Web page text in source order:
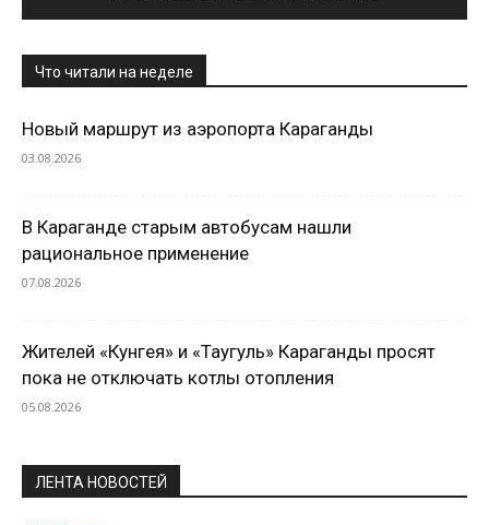
Что читали на неделе
Новый маршрут из аэропорта Караганды
03.08.2026
В Караганде старым автобусам нашли
рациональное применение
07.08.2026
Жителей «Кунгея» и «Таугуль» Караганды просят
пока не отключать котлы отопления
05.08.2026
ЛЕНТА НОВОСТЕЙ